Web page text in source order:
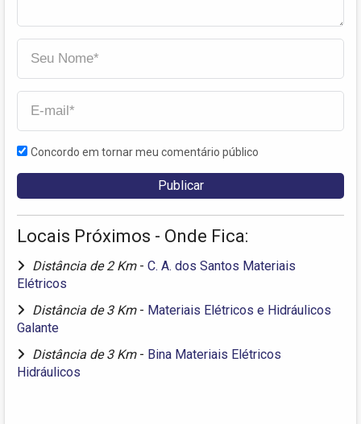
Concordo em tornar meu comentário público
Locais Próximos - Onde Fica:
Distância de 2 Km - C. A. dos Santos Materiais
Elétricos
Distância de 3 Km - Materiais Elétricos e Hidráulicos
Galante
Distância de 3 Km - Bina Materiais Elétricos
Hidráulicos